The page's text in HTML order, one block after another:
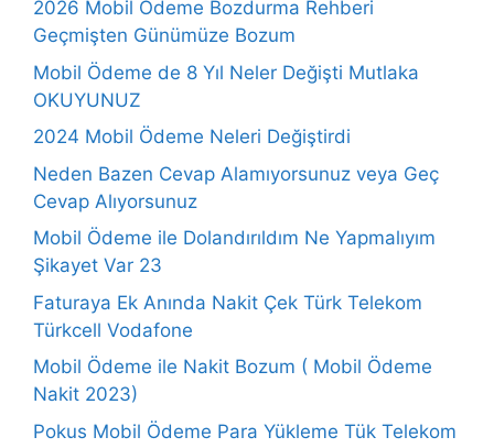
2026 Mobil Ödeme Bozdurma Rehberi
Geçmişten Günümüze Bozum
Mobil Ödeme de 8 Yıl Neler Değişti Mutlaka
OKUYUNUZ
2024 Mobil Ödeme Neleri Değiştirdi
Neden Bazen Cevap Alamıyorsunuz veya Geç
Cevap Alıyorsunuz
Mobil Ödeme ile Dolandırıldım Ne Yapmalıyım
Şikayet Var 23
Faturaya Ek Anında Nakit Çek Türk Telekom
Türkcell Vodafone
Mobil Ödeme ile Nakit Bozum ( Mobil Ödeme
Nakit 2023)
Pokus Mobil Ödeme Para Yükleme Tük Telekom